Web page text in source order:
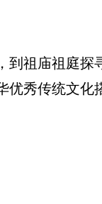
祖庙祖庭探
优秀传统文化